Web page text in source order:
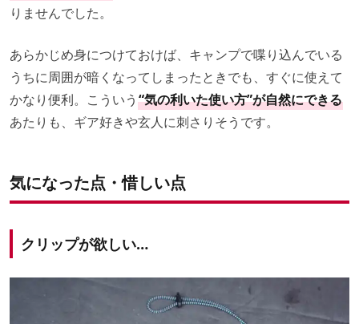
りませんでした。
あらかじめ身につけておけば、キャンプで喋り込んでいる
うちに周囲が暗くなってしまったときでも、すぐに使えて
かなり便利。こういう “気の利いた使い方”が自然にできる
あたりも、ギア好きや玄人に刺さりそうです。
気になった点・惜しい点
クリップが欲しい…